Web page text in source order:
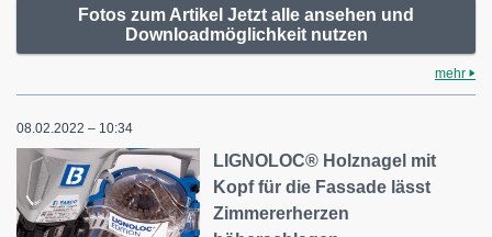
Fotos zum Artikel Jetzt alle ansehen und
Downloadmöglichkeit nutzen
mehr
08.02.2022 – 10:34
LIGNOLOC® Holznagel mit
Kopf für die Fassade lässt
Zimmererherzen